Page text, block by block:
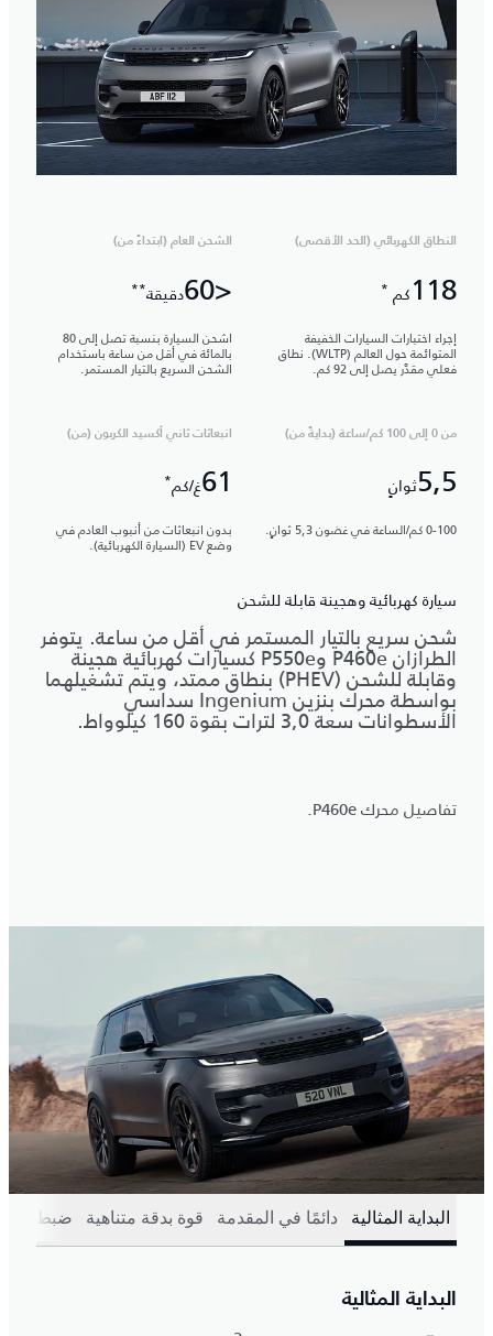
النطاق الكهربائي (الحد الأقصى)
118كم *
إجراء اختبارات السيارات الخفيفة
المتوائمة حول العالم (WLTP). نطاق
فعلي مقدَّر يصل إلى 92 كم.
الشحن العام (ابتداءً من)
<60 دقيقة**
اشحن السيارة بنسبة تصل إلى 80
بالمائة في أقل من ساعة باستخدام
الشحن السريع بالتيار المستمر.
من 0 إلى 100 كم/ساعة (بدايةً من)
5,5ثوانٍ
0-100 كم/الساعة في غضون 5,3 ثوانٍ.
انبعاثات ثاني أكسيد الكربون (من)
61غ/كم*
بدون انبعاثات من أنبوب العادم في
وضع EV (السيارة الكهربائية).
سيارة كهربائية وهجينة قابلة للشحن
شحن سريع بالتيار المستمر في أقل من ساعة. يتوفر
الطرازان P460e وP550e كسيارات كهربائية هجينة
وقابلة للشحن (PHEV) بنطاق ممتد، ويتم تشغيلهما
بواسطة محرك بنزين Ingenium سداسي
الأسطوانات سعة 3,0 لترات بقوة 160 كيلوواط.
تفاصيل محرك P460e.
البداية المثالية دائمًا في المقدمة قوة بدقة متناهية ضبط
البداية المثالية